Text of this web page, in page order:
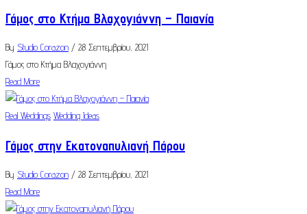
Γάμος στο Κτήμα Βλαχογιάννη – Παιανία
By Studio Corazon / 28 Σεπτεμβρίου, 2021
Γάμος στο Κτήμα Βλαχογιάννη
Read More
Real Weddings Wedding Ideas
Γάμος στην Εκατοναπυλιανή Πάρου
By Studio Corazon / 28 Σεπτεμβρίου, 2021
Read More